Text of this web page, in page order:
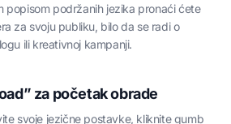
popisom podržanih jezika pronaći ćete
za svoju publiku, bilo da se radi o
ili kreativnoj kampanji.
za početak obrade
svoje jezične postavke, kliknite gumb